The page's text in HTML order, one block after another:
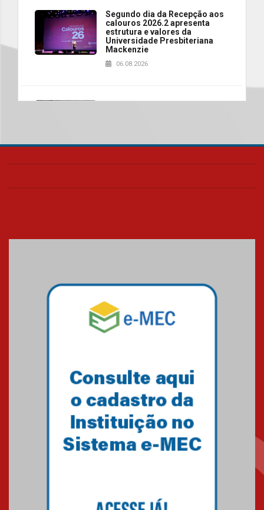
Segundo dia da Recepção aos
calouros 2026.2 apresenta
estrutura e valores da
Universidade Presbiteriana
Mackenzie
06.08.2026
realizará nova edição da Feira
04.08.2026
Mackenzie recepciona os
calouros do segundo semestre
Como o Colégio Mackenzie
Brasília prepara seus
estudantes para o PAS antes
mesmo do Ensino Médio